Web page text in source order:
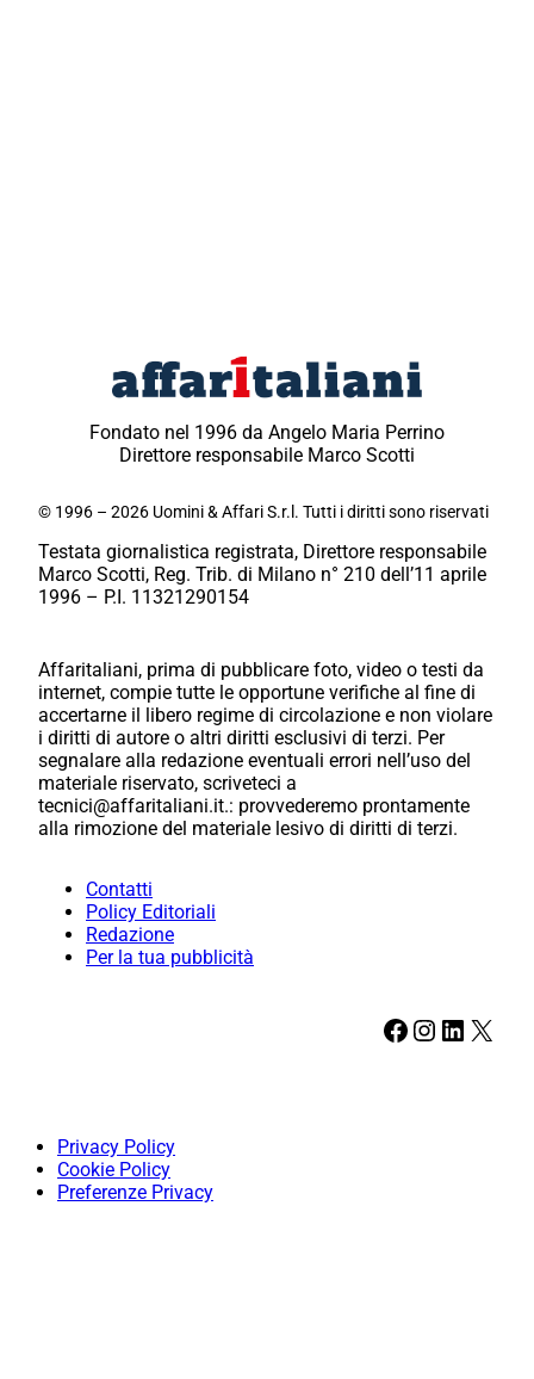
Fondato nel 1996 da Angelo Maria Perrino
Direttore responsabile Marco Scotti
© 1996 – 2026 Uomini & Affari S.r.l. Tutti i diritti sono riservati
Testata giornalistica registrata, Direttore responsabile
Marco Scotti, Reg. Trib. di Milano n° 210 dell’11 aprile
1996 – P.I. 11321290154
Affaritaliani, prima di pubblicare foto, video o testi da
internet, compie tutte le opportune verifiche al fine di
accertarne il libero regime di circolazione e non violare
i diritti di autore o altri diritti esclusivi di terzi. Per
segnalare alla redazione eventuali errori nell’uso del
materiale riservato, scriveteci a
tecnici@affaritaliani.it.: provvederemo prontamente
alla rimozione del materiale lesivo di diritti di terzi.
Contatti
Policy Editoriali
Redazione
Per la tua pubblicità
Facebook Instagram LinkedIn X
Privacy Policy
Cookie Policy
Preferenze Privacy